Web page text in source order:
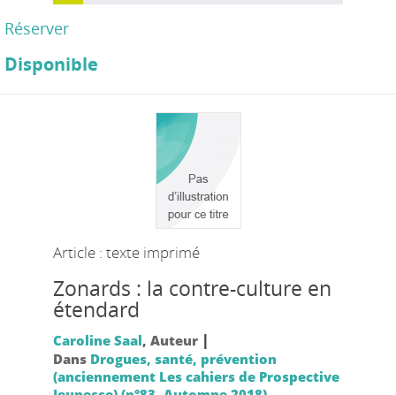
Réserver
Disponible
Article : texte imprimé
Zonards : la contre-culture en
étendard
Caroline Saal, Auteur |
Dans Drogues, santé, prévention
(anciennement Les cahiers de Prospective